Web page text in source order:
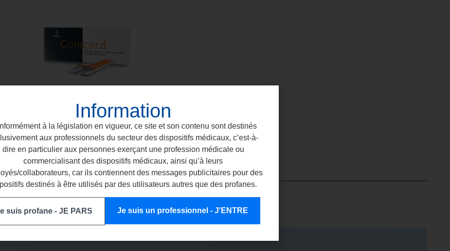
COMCORD
TRAITEMENTS ILLIMITÉS
Information
à la législation en vigueur, ce site et son contenu sont destinés
aux professionnels du secteur des dispositifs médicaux, c’est-à-
dire en particulier aux personnes exerçant une profession médicale ou
commercialisant des dispositifs médicaux, ainsi qu’à leurs
collaborateurs, car ils contiennent des messages publicitaires pour des
destinés à être utilisés par des utilisateurs autres que des profanes.
suis profane - JE PARS Je suis un professionnel - J'ENTRE